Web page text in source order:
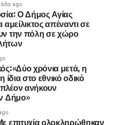
ago
Ο Δήμος Αγίας
απέναντι σε
την πόλη σε χώρο
χρόνια μετά, η
ίδια στο εθνικό οδικό
ανήκουν
Δήμο»
επιτυχία ολοκληρώθηκαν